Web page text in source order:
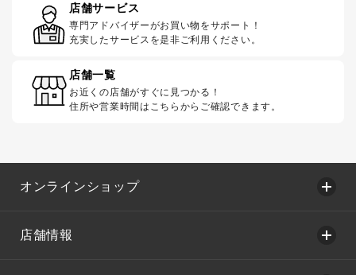
店舗サービス
専門アドバイザーがお買い物をサポート！
充実したサービスを是非ご利用ください。
店舗一覧
お近くの店舗がすぐに見つかる！
住所や営業時間はこちらからご確認できます。
オンラインショップ
店舗情報